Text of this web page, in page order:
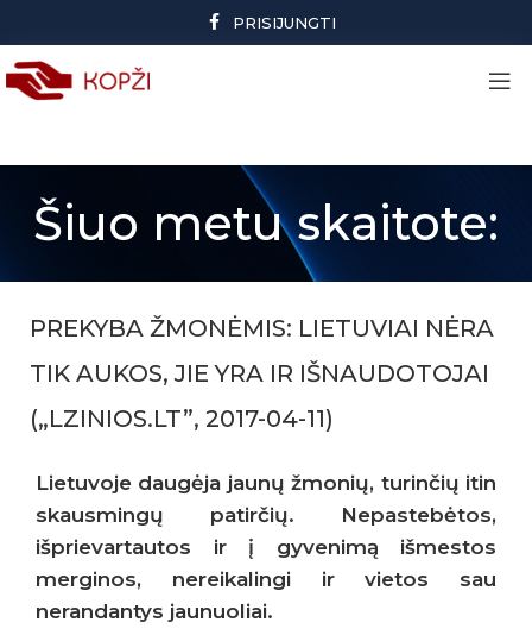
PRISIJUNGTI
Šiuo metu skaitote:
PREKYBA ŽMONĖMIS: LIETUVIAI NĖRA
TIK AUKOS, JIE YRA IR IŠNAUDOTOJAI
(„LZINIOS.LT”, 2017-04-11)
Lietuvoje daugėja jaunų žmonių, turinčių itin
skausmingų patirčių. Nepastebėtos,
išprievartautos ir į gyvenimą išmestos
merginos, nereikalingi ir vietos sau
nerandantys jaunuoliai.